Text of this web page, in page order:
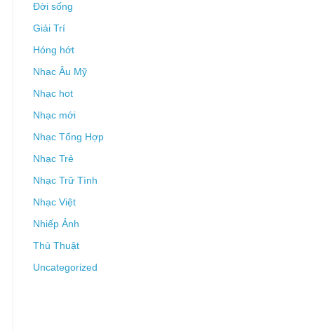
Đời sống
Giải Trí
Hóng hớt
Nhạc Âu Mỹ
Nhạc hot
Nhạc mới
Nhạc Tổng Hợp
Nhạc Trẻ
Nhạc Trữ Tình
Nhạc Việt
Nhiếp Ảnh
Thủ Thuật
Uncategorized